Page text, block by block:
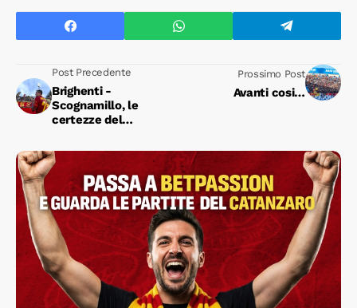
Post Precedente
Brighenti -
Scognamillo, le
certezze del
Prossimo Post
Avanti cosi…